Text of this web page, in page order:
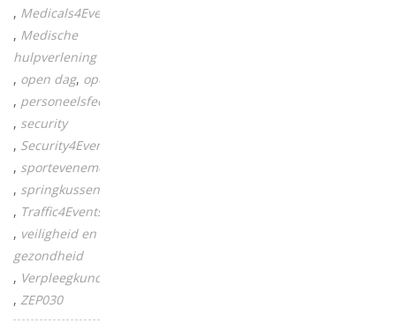
Medicals4Events
Medische
hulpverlening
open dag opening
personeelsfeest
security
Security4Events
sportevenement
springkussen
Traffic4Events
veiligheid en
gezondheid
Verpleegkundige
ZEP030